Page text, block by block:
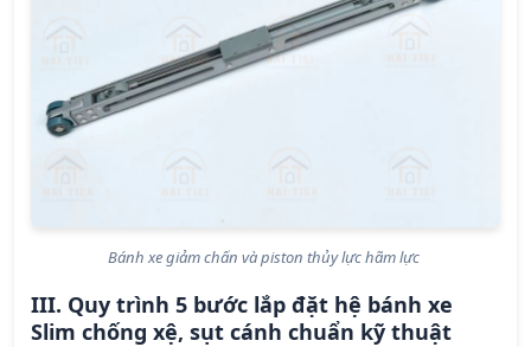
Bánh xe giảm chấn và piston thủy lực hãm lực
III. Quy trình 5 bước lắp đặt hệ bánh xe
Slim chống xệ, sụt cánh chuẩn kỹ thuật